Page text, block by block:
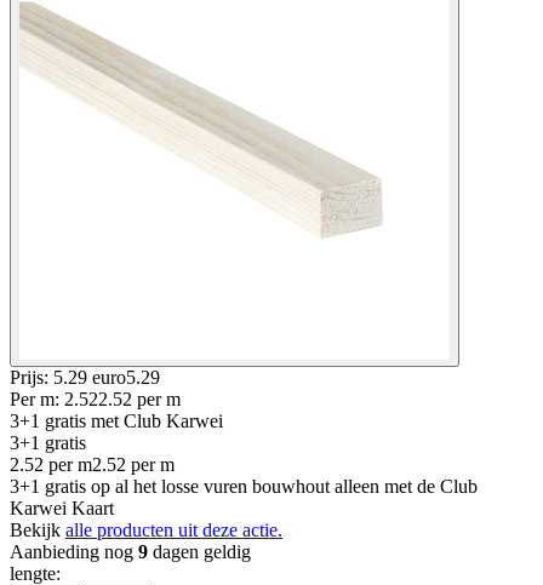
Prijs: 5.29 euro5.29
Per m: 2.522.52 per m
3+1 gratis met Club Karwei
3+1 gratis
2.52 per m2.52 per m
3+1 gratis op al het losse vuren bouwhout alleen met de Club
Karwei Kaart
Bekijk alle producten uit deze actie.
Aanbieding nog 9 dagen geldig
lengte: